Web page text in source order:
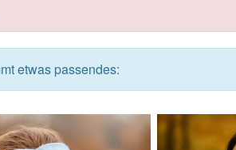
etwas passendes: